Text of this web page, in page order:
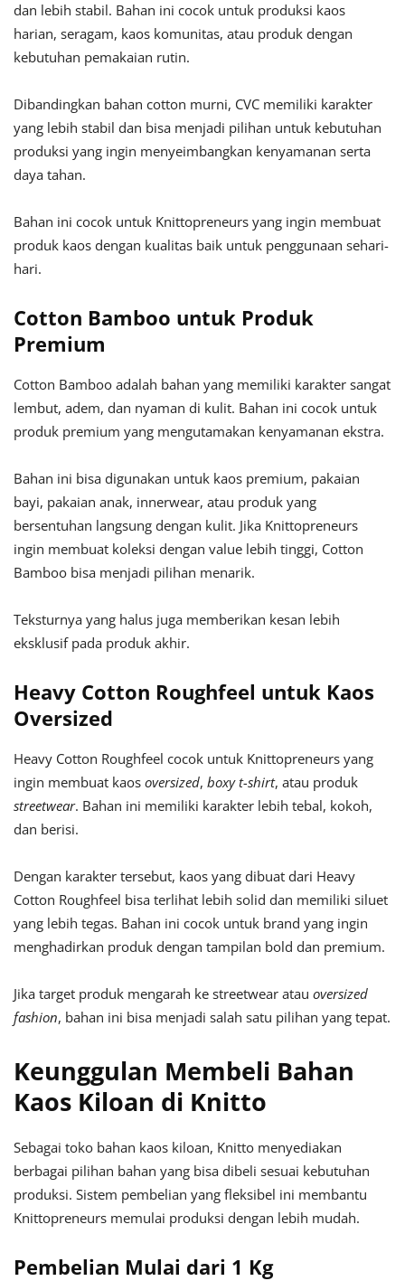
dan lebih stabil. Bahan ini cocok untuk produksi kaos
harian, seragam, kaos komunitas, atau produk dengan
kebutuhan pemakaian rutin.
Dibandingkan bahan cotton murni, CVC memiliki karakter
yang lebih stabil dan bisa menjadi pilihan untuk kebutuhan
produksi yang ingin menyeimbangkan kenyamanan serta
daya tahan.
Bahan ini cocok untuk Knittopreneurs yang ingin membuat
produk kaos dengan kualitas baik untuk penggunaan sehari-
hari.
Cotton Bamboo untuk Produk
Premium
Cotton Bamboo adalah bahan yang memiliki karakter sangat
lembut, adem, dan nyaman di kulit. Bahan ini cocok untuk
produk premium yang mengutamakan kenyamanan ekstra.
Bahan ini bisa digunakan untuk kaos premium, pakaian
bayi, pakaian anak, innerwear, atau produk yang
bersentuhan langsung dengan kulit. Jika Knittopreneurs
ingin membuat koleksi dengan value lebih tinggi, Cotton
Bamboo bisa menjadi pilihan menarik.
Teksturnya yang halus juga memberikan kesan lebih
eksklusif pada produk akhir.
Heavy Cotton Roughfeel untuk Kaos
Oversized
Heavy Cotton Roughfeel cocok untuk Knittopreneurs yang
ingin membuat kaos oversized, boxy t-shirt, atau produk
streetwear. Bahan ini memiliki karakter lebih tebal, kokoh,
dan berisi.
Dengan karakter tersebut, kaos yang dibuat dari Heavy
Cotton Roughfeel bisa terlihat lebih solid dan memiliki siluet
yang lebih tegas. Bahan ini cocok untuk brand yang ingin
menghadirkan produk dengan tampilan bold dan premium.
Jika target produk mengarah ke streetwear atau oversized
fashion, bahan ini bisa menjadi salah satu pilihan yang tepat.
Keunggulan Membeli Bahan
Kaos Kiloan di Knitto
Sebagai toko bahan kaos kiloan, Knitto menyediakan
berbagai pilihan bahan yang bisa dibeli sesuai kebutuhan
produksi. Sistem pembelian yang fleksibel ini membantu
Knittopreneurs memulai produksi dengan lebih mudah.
Pembelian Mulai dari 1 Kg